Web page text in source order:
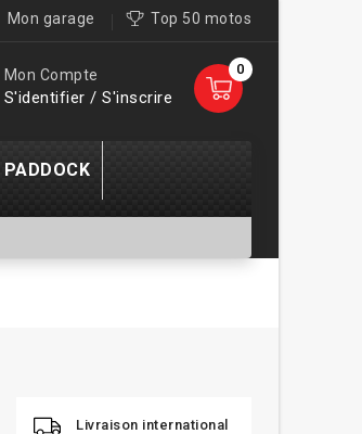
Mon garage Top 50 motos
0
Mon Compte
S'identifier / S'inscrire
Livraison international